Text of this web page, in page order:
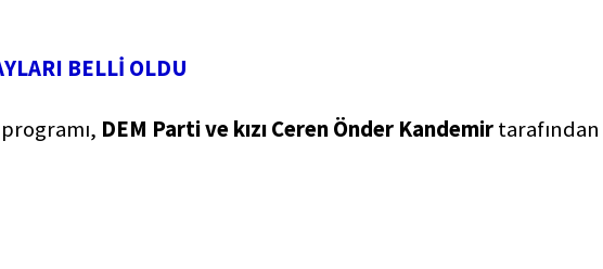
BELLİ OLDU
DEM Parti ve kızı Ceren Önder Kandemirtarafından